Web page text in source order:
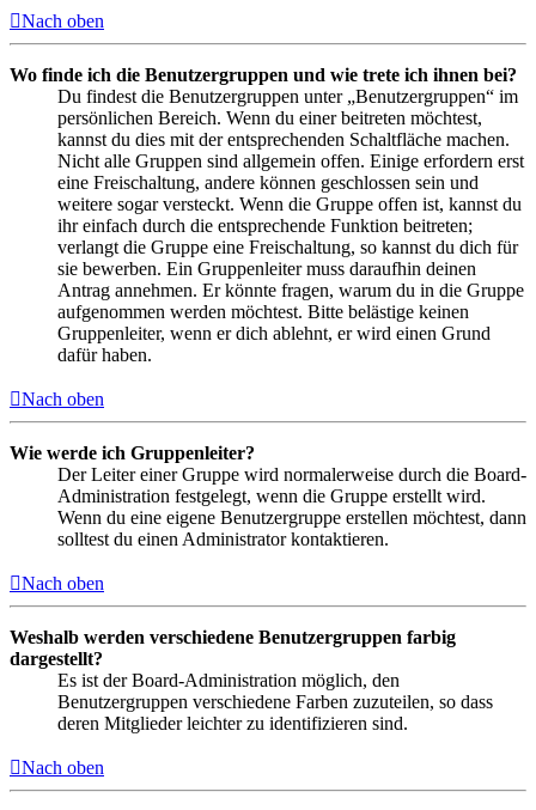
Nach oben
Wo finde ich die Benutzergruppen und wie trete ich ihnen bei?
Du findest die Benutzergruppen unter „Benutzergruppen“ im
persönlichen Bereich. Wenn du einer beitreten möchtest,
kannst du dies mit der entsprechenden Schaltfläche machen.
Nicht alle Gruppen sind allgemein offen. Einige erfordern erst
eine Freischaltung, andere können geschlossen sein und
weitere sogar versteckt. Wenn die Gruppe offen ist, kannst du
ihr einfach durch die entsprechende Funktion beitreten;
verlangt die Gruppe eine Freischaltung, so kannst du dich für
sie bewerben. Ein Gruppenleiter muss daraufhin deinen
Antrag annehmen. Er könnte fragen, warum du in die Gruppe
aufgenommen werden möchtest. Bitte belästige keinen
Gruppenleiter, wenn er dich ablehnt, er wird einen Grund
dafür haben.
Nach oben
Wie werde ich Gruppenleiter?
Der Leiter einer Gruppe wird normalerweise durch die Board-
Administration festgelegt, wenn die Gruppe erstellt wird.
Wenn du eine eigene Benutzergruppe erstellen möchtest, dann
solltest du einen Administrator kontaktieren.
Nach oben
Weshalb werden verschiedene Benutzergruppen farbig
dargestellt?
Es ist der Board-Administration möglich, den
Benutzergruppen verschiedene Farben zuzuteilen, so dass
deren Mitglieder leichter zu identifizieren sind.
Nach oben